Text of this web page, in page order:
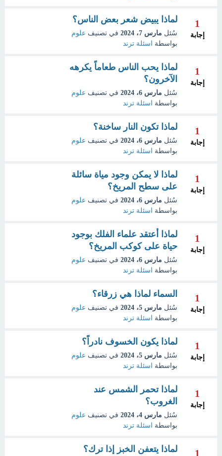
1
إجابة
لماذا يبيض شعر بعض الناس؟
سُئل مارس 7، 2024 في تصنيف علوم
بواسطة
اسئلة ترند
1
إجابة
لماذا يحب الناس طعاماً يكرهه
الآخرون؟
سُئل مارس 6، 2024 في تصنيف علوم
بواسطة
اسئلة ترند
1
إجابة
لماذا تكون النار ساخنة؟
سُئل مارس 6، 2024 في تصنيف علوم
بواسطة
اسئلة ترند
1
إجابة
لماذا لا يمكن وجود مياة سائلة
على سطح المريخ؟
سُئل مارس 6، 2024 في تصنيف علوم
بواسطة
اسئلة ترند
1
إجابة
لماذا أعتقد علماء الفلك بوجود
حياة على كوكب المريخ؟
سُئل مارس 6، 2024 في تصنيف علوم
بواسطة
اسئلة ترند
1
إجابة
السماء لماذا هي زرقاء؟
سُئل مارس 5، 2024 في تصنيف علوم
بواسطة
اسئلة ترند
1
إجابة
لماذا يكون الخسوف نادراً؟
سُئل مارس 5، 2024 في تصنيف علوم
بواسطة
اسئلة ترند
1
إجابة
لماذا تحمر الشمس عند
الغروب؟
سُئل مارس 4، 2024 في تصنيف علوم
بواسطة
اسئلة ترند
1 لماذا يتعفن الخبز إذا ترك؟